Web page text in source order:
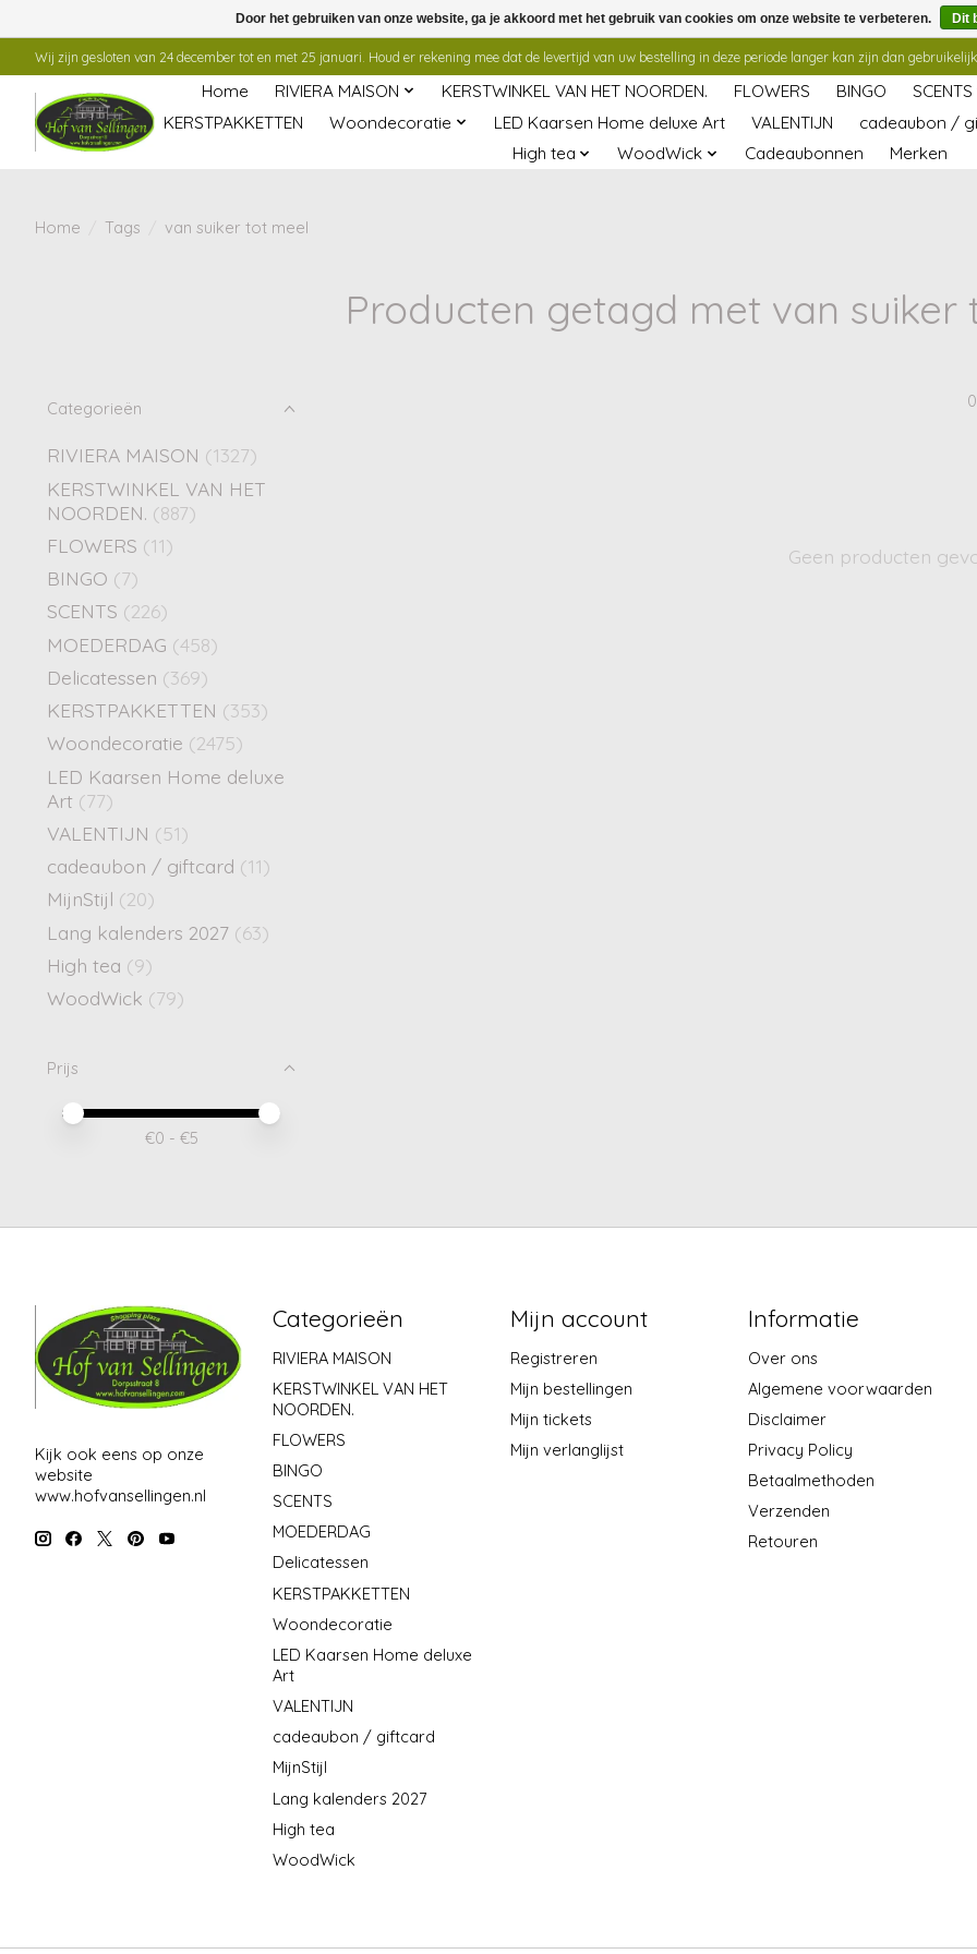
Wij zijn gesloten van 24 december tot en met 25 januari. Houd er rekening mee dat de levertijd van uw bestelling in deze periode langer kan zijn dan gebruikelijk.
Home RIVIERA MAISON KERSTWINKEL VAN HET NOORDEN. FLOWERS BINGO SCENTS
KERSTPAKKETTEN
Woondecoratie LED Kaarsen Home deluxe Art VALENTIJN cadeaubon /
High tea
WoodWick Cadeaubonnen Merken
Home Tags van suiker tot meel
Producten getagd met van suiker
Categorieën
RIVIERA MAISON (1327)
KERSTWINKEL VAN HET
NOORDEN. (887)
FLOWERS (11)
BINGO (7)
SCENTS (226)
MOEDERDAG (458)
Delicatessen (369)
KERSTPAKKETTEN (353)
Woondecoratie (2475)
LED Kaarsen Home deluxe
Art (77)
VALENTIJN (51)
cadeaubon / giftcard (11)
MijnStijl (20)
Lang kalenders 2027 (63)
High tea (9)
WoodWick (79)
Prijs
Minimale prijswaarde
Price maximum value
€0 - €5
Geen producten
Kijk ook eens op onze
website
www.hofvansellingen.nl
Categorieën
RIVIERA MAISON
KERSTWINKEL VAN HET
NOORDEN.
FLOWERS
BINGO
SCENTS
MOEDERDAG
Delicatessen
KERSTPAKKETTEN
Woondecoratie
LED Kaarsen Home deluxe
Art
VALENTIJN
cadeaubon / giftcard
MijnStijl
Lang kalenders 2027
High tea
WoodWick
Mijn account
Registreren
Mijn bestellingen
Mijn tickets
Mijn verlanglijst
Informatie
Over ons
Algemene voorwaarden
Disclaimer
Privacy Policy
Betaalmethoden
Verzenden
Retouren
Door het gebruiken van onze website, ga je akkoord met het gebruik van cookies om onze website te verbeteren. Dit